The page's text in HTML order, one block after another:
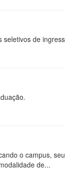
de
o campus,
de...